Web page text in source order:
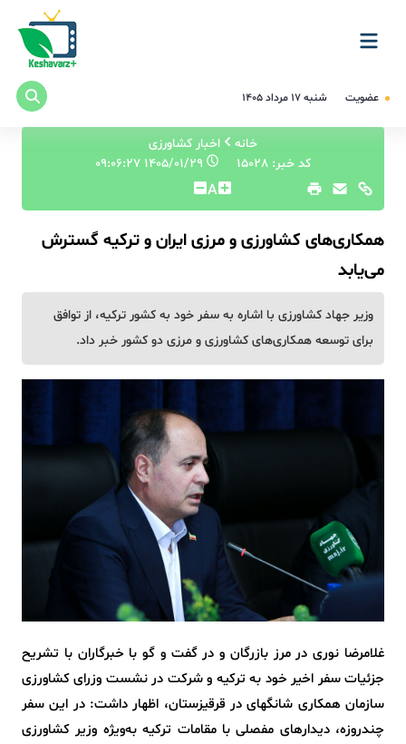
عضویت شنبه ۱۷ مرداد ۱۴۰۵
خانه
اخبار کشاورزی
کد خبر: 15028
A
همکاری‌های کشاورزی و مرزی ایران و ترکیه گسترش
می‌یابد
وزیر جهاد کشاورزی با اشاره به سفر خود به کشور ترکیه، از توافق
برای توسعه همکاری‌های کشاورزی و مرزی دو کشور خبر داد.
غلامرضا نوری در مرز بازرگان و در گفت و گو با خبرگاران با تشریح
جزئیات سفر اخیر خود به ترکیه و شرکت در نشست وزرای کشاورزی
سازمان همکاری شانگهای در قرقیزستان، اظهار داشت: در این سفر
چندروزه، دیدارهای مفصلی با مقامات ترکیه به‌ویژه وزیر کشاورزی